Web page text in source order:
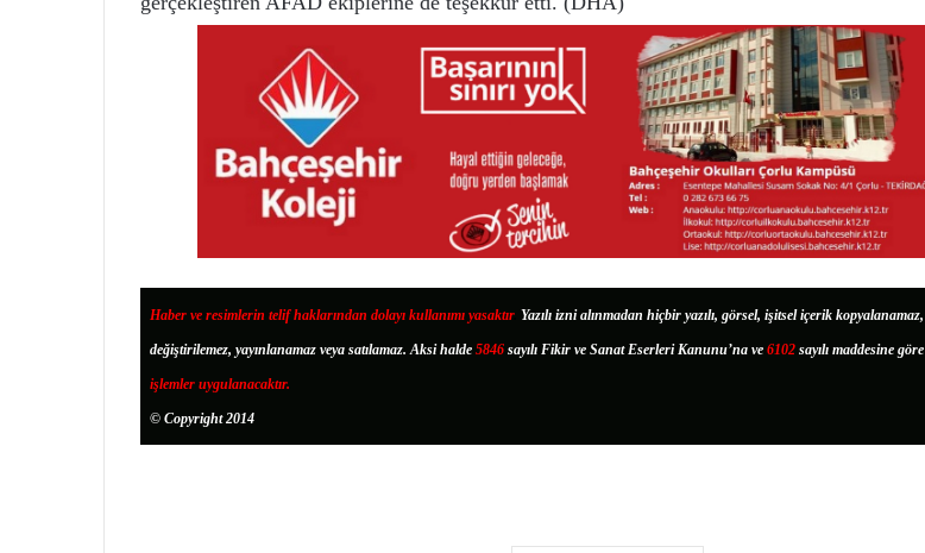
Haber ve resimlerin telif haklarından dolayı kullanımı yasaktır. Yazılı izni alınmadan hiçbir yazılı, görsel, işitsel içerik kopyalanamaz,
değiştirilemez, yayınlanamaz veya satılamaz. Aksi halde 5846 sayılı Fikir ve Sanat Eserleri Kanunu’na ve 6102 sayılı maddesine göre
işlemler uygulanacaktır.
© Copyright 2014